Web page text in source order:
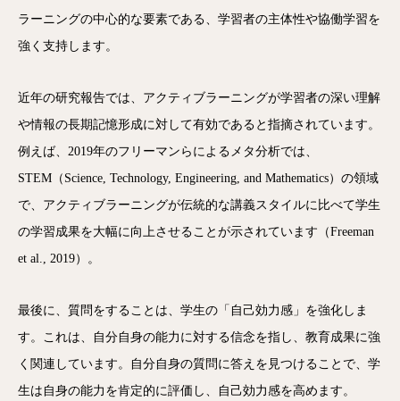
ラーニングの中心的な要素である、学習者の主体性や協働学習を
強く支持します。
近年の研究報告では、アクティブラーニングが学習者の深い理解
や情報の長期記憶形成に対して有効であると指摘されています。
例えば、2019年のフリーマンらによるメタ分析では、
STEM（Science, Technology, Engineering, and Mathematics）の領域
で、アクティブラーニングが伝統的な講義スタイルに比べて学生
の学習成果を大幅に向上させることが示されています（Freeman
et al., 2019）。
最後に、質問をすることは、学生の「自己効力感」を強化しま
す。これは、自分自身の能力に対する信念を指し、教育成果に強
く関連しています。自分自身の質問に答えを見つけることで、学
生は自身の能力を肯定的に評価し、自己効力感を高めます。